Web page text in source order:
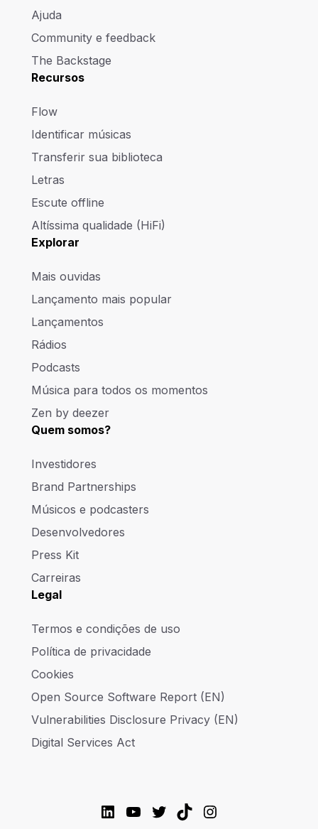
Ajuda
Community e feedback
The Backstage
Recursos
Flow
Identificar músicas
Transferir sua biblioteca
Letras
Escute offline
Altíssima qualidade (HiFi)
Explorar
Mais ouvidas
Lançamento mais popular
Lançamentos
Rádios
Podcasts
Música para todos os momentos
Zen by deezer
Quem somos?
Investidores
Brand Partnerships
Músicos e podcasters
Desenvolvedores
Press Kit
Carreiras
Legal
Termos e condições de uso
Política de privacidade
Cookies
Open Source Software Report (EN)
Vulnerabilities Disclosure Privacy (EN)
Digital Services Act
LinkedIn
YouTube
Twitter
TikTokInstagram